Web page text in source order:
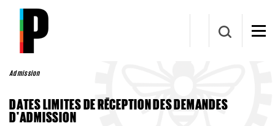
Aller au contenu principal
Admission
DATES LIMITES DE RÉCEPTION DES DEMANDES
D'ADMISSION